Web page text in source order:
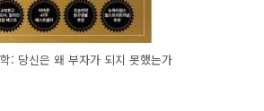
: 당신은 왜 부자가 되지 못했는가